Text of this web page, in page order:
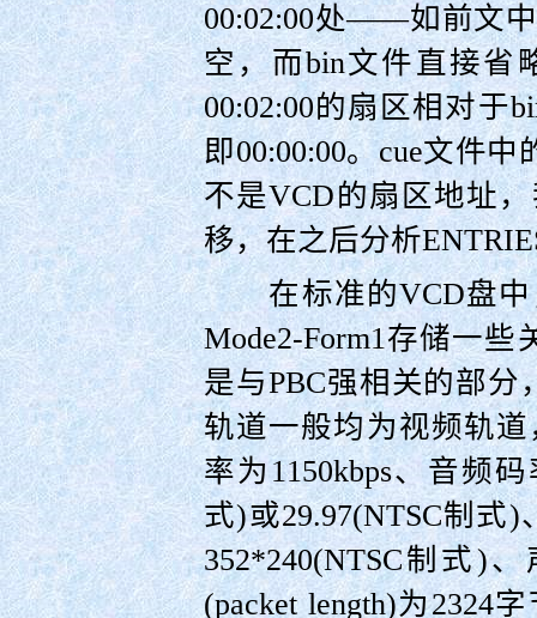
00:02:00处——如前文
空，而bin文件直接省
00:02:00的扇区相对于
即00:00:00。cue文件
不是VCD的扇区地址
移，在之后分析
在标准的VCD盘中
Mode2-Form1存储一
是与PBC强相关的部
轨道一般均为视频轨道
率为1150kbps、音频
式)或29.97(NTSC制式
352*240(NTSC制式)
(packet length)为2324